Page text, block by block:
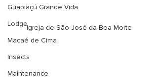
Guapiaçú Grande Vida
Lodge
Macaé de Cima
Insects
Maintenance
Igreja de São José da Boa Morte